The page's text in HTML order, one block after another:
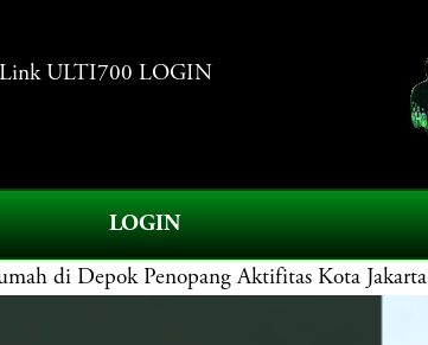
Link ULTI700 LOGIN
LOGIN
di Depok Penopang Aktifitas Kota Jakarta